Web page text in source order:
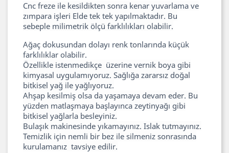
Cnc freze ile kesildikten sonra kenar yuvarlama ve
zımpara işleri Elde tek tek yapılmaktadır. Bu
sebeple milimetrik ölçü farklılıkları olabilir.
Ağaç dokusundan dolayı renk tonlarında küçük
farklılıklar olabilir.
Özellikle istenmedikçe üzerine vernik boya gibi
kimyasal uygulamıyoruz. Sağlığa zararsız doğal
bitkisel yağ ile yağlıyoruz.
Ahşap kesilmiş olsa da yaşamaya devam eder. Bu
yüzden matlaşmaya başlayınca zeytinyağı gibi
bitkisel yağlarla besleyiniz.
Bulaşık makinesinde yıkamayınız. Islak tutmayınız.
Temizlik için nemli bir bez ile silmeniz sonrasında
kurulamanız tavsiye edilir.